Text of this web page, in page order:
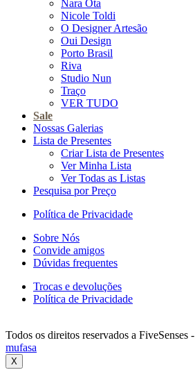
Nara Ota
Nicole Toldi
O Designer Artesão
Oui Design
Porto Brasil
Riva
Studio Nun
Traço
VER TUDO
Sale
Nossas Galerias
Lista de Presentes
Criar Lista de Presentes
Ver Minha Lista
Ver Todas as Listas
Pesquisa por Preço
Política de Privacidade
Sobre Nós
Convide amigos
Dúvidas frequentes
Trocas e devoluções
Política de Privacidade
Todos os direitos reservados a
mufasa
X